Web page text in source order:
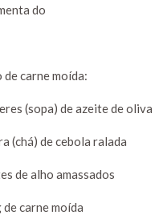
do
carne moída:
(sopa) de azeite de oliva
(chá) de cebola ralada
de alho amassados
carne moída